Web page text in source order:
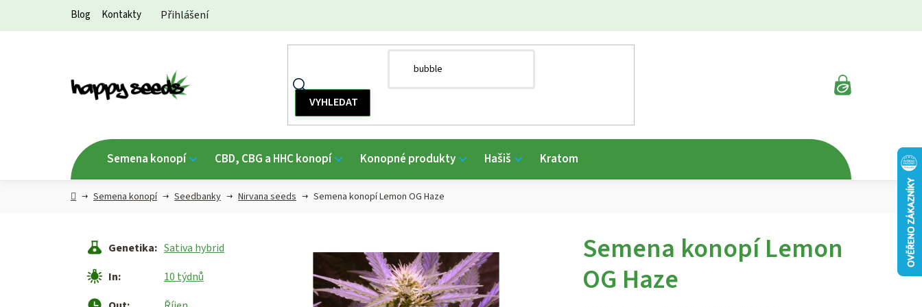
Blog Kontakty Přihlášení
NÁKUPNÍ
Semena konopí CBD, CBG a HHC konopí Konopné produkty Hašiš Kratom
HlavníSemena konopí Seedbanky Nirvana seeds Semena konopí Lemon OG Haze
Semena konopí Lemon
OG Haze
Genetika: Sativa hybrid
In:
10 týdnů